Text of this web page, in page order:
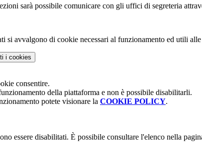
sarà possibile comunicare con gli uffici di segreteria
si avvalgono di cookie necessari al funzionamento ed utili
i cookies
consentire.
della piattaforma e non è possibile disabilitarli.
potete visionare la COOKIE POLICY.
essere disabilitati. È possibile consultare l'elenco nella